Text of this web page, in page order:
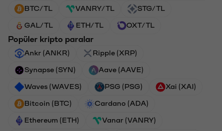
BTC/TL VANRY/TL STG/TL
GAL/TL ETH/TL OXT/TL
Popüler kripto paralar
Ankr (ANKR) Ripple (XRP)
Synapse (SYN) Aave (AAVE)
Waves (WAVES) PSG (PSG) Xai (XAI)
Bitcoin (BTC) Cardano (ADA)
Ethereum (ETH) Vanar (VANRY)